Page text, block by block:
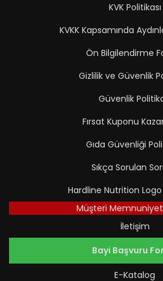
KVK Politikası
KVKK Kapsamında
Ön Bilgilendirme
Gizlilik ve Güvenlik
Güvenlik
Fırsat Kuponu
Gıda Güvenliği
Sıkça Sorulan
Hardline Nutrition Logo
Müşteri
İletişim
Bayi Başvuru
E-Katalog